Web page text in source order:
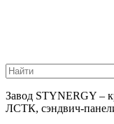
Завод STYNERGY –
ЛСТК, сэндвич-